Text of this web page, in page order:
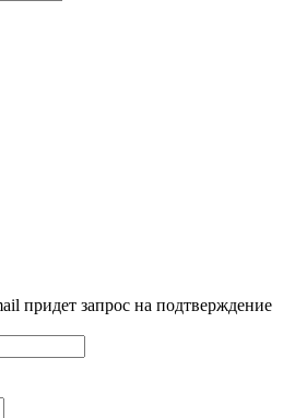
придет запрос на подтверждение